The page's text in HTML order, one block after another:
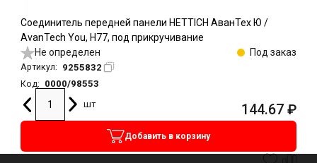
Соединитель передней панели HETTICH АванТех Ю /
AvanTech You, H77, под прикручивание
Не определен
Под заказ
Артикул: 9255832
Код:
0000/98553
шт
144.67 ₽
Добавить в корзину